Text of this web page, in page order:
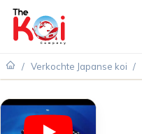
/ Verkochte Japanse koi /
VERKOCHT